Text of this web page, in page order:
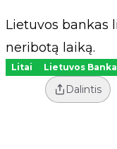
Lietuvos bankas
neribotą laiką.
Litai Lietuvos
Dalintis